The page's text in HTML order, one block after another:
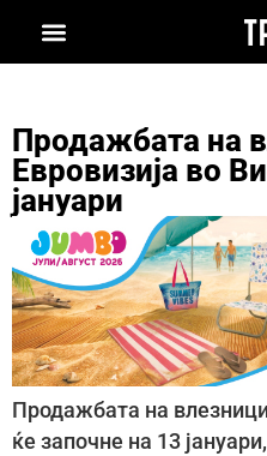
Продажбата на
Евровизија во
јануари
Продажбата на
ќе започне на 13